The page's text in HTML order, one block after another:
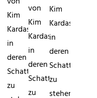
Kim
Kardashian
in
deren
Schatten
zu
von
Kim
Kardashian
in
deren
Schatten
zu
Kim
Kardashian
in
deren
Schatten
zu
stehen: